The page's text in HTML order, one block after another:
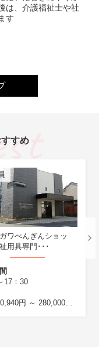
は、介護福祉士や社
す
すめ
円/1回 ※夜勤4回実施し
円以上) 夜勤手当
んショッ
･･･
月給250,940円 ～ 280,000円 ※能力・経験に
プレミア